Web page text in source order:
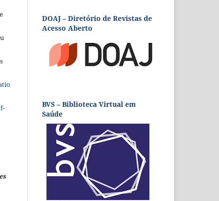
DOAJ – Diretório de Revistas de
Acesso Aberto
BVS – Biblioteca Virtual em
Saúde